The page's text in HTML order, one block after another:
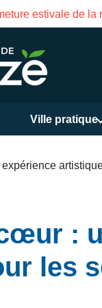
estivale de la
Ville pratique
:
les